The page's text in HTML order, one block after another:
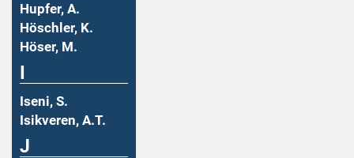
Hupfer, A.
Höschler, K.
Höser, M.
Iseni, S.
Isikveren, A.T.
J